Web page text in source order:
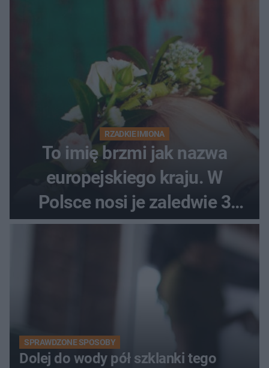
RZADKIE IMIONA
To imię brzmi jak nazwa
europejskiego kraju. W
Polsce nosi je zaledwie 3
kobiety
SPRAWDZONE SPOSOBY
Dolej do wody pół szklanki tego